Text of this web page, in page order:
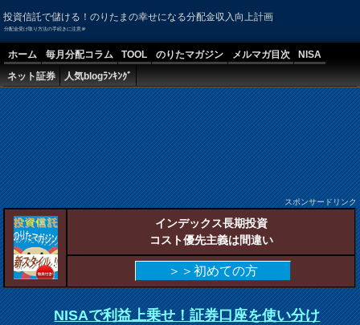
投資信託で儲ける！のりたまの幸せになる分配金収入向上計画
分配金受け取り方法の手続きに注意＠
ホーム 毎月分配コラム TOOL のりたマガジン メルマガ目次
NISA
ネット証券
人気blogﾗﾝｷﾝｸﾞ
スポンサードリンク
インデックス長期投資
コスト優先主義は間違い
＞＞初めての方
NISAで利益上乗せ！証券口座を使い分け